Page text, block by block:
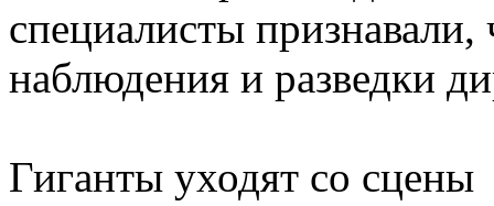
специалисты признавали,
наблюдения и разведки
Гиганты уходят со сцены